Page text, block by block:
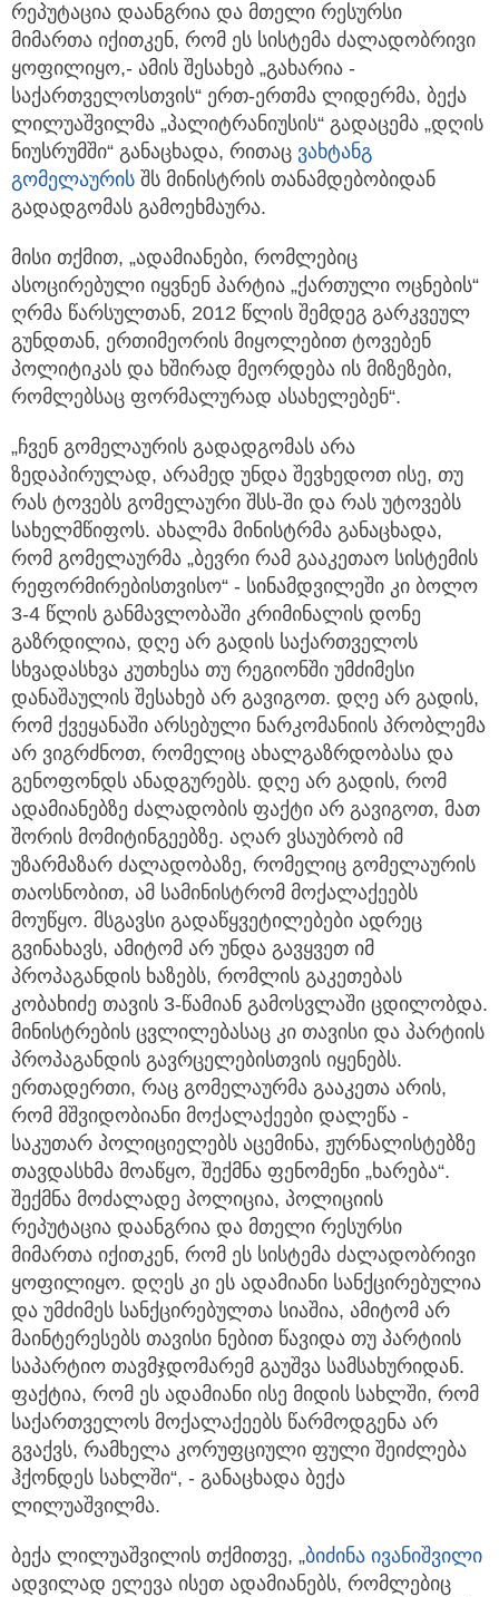
რეპუტაცია დაანგრია და მთელი რესურსი
მიმართა იქითკენ, რომ ეს სისტემა ძალადობრივი
ყოფილიყო,- ამის შესახებ „გახარია -
საქართველოსთვის“ ერთ-ერთმა ლიდერმა, ბექა
ლილუაშვილმა „პალიტრანიუსის“ გადაცემა „დღის
ნიუსრუმში“ განაცხადა, რითაც ვახტანგ
გომელაურის შს მინისტრის თანამდებობიდან
გადადგომას გამოეხმაურა.
მისი თქმით, „ადამიანები, რომლებიც
ასოცირებული იყვნენ პარტია „ქართული ოცნების“
ღრმა წარსულთან, 2012 წლის შემდეგ გარკვეულ
გუნდთან, ერთიმეორის მიყოლებით ტოვებენ
პოლიტიკას და ხშირად მეორდება ის მიზეზები,
რომლებსაც ფორმალურად ასახელებენ“.
„ჩვენ გომელაურის გადადგომას არა
ზედაპირულად, არამედ უნდა შევხედოთ ისე, თუ
რას ტოვებს გომელაური შსს-ში და რას უტოვებს
სახელმწიფოს. ახალმა მინისტრმა განაცხადა,
რომ გომელაურმა „ბევრი რამ გააკეთაო სისტემის
რეფორმირებისთვისო“ - სინამდვილეში კი ბოლო
3-4 წლის განმავლობაში კრიმინალის დონე
გაზრდილია, დღე არ გადის საქართველოს
სხვადასხვა კუთხესა თუ რეგიონში უმძიმესი
დანაშაულის შესახებ არ გავიგოთ. დღე არ გადის,
რომ ქვეყანაში არსებული ნარკომანიის პრობლემა
არ ვიგრძნოთ, რომელიც ახალგაზრდობასა და
გენოფონდს ანადგურებს. დღე არ გადის, რომ
ადამიანებზე ძალადობის ფაქტი არ გავიგოთ, მათ
შორის მომიტინგეებზე. აღარ ვსაუბრობ იმ
უზარმაზარ ძალადობაზე, რომელიც გომელაურის
თაოსნობით, ამ სამინისტრომ მოქალაქეებს
მოუწყო. მსგავსი გადაწყვეტილებები ადრეც
გვინახავს, ამიტომ არ უნდა გავყვეთ იმ
პროპაგანდის ხაზებს, რომლის გაკეთებას
კობახიძე თავის 3-წამიან გამოსვლაში ცდილობდა.
მინისტრების ცვლილებასაც კი თავისი და პარტიის
პროპაგანდის გავრცელებისთვის იყენებს.
ერთადერთი, რაც გომელაურმა გააკეთა არის,
რომ მშვიდობიანი მოქალაქეები დალეწა -
საკუთარ პოლიციელებს აცემინა, ჟურნალისტებზე
თავდასხმა მოაწყო, შექმნა ფენომენი „ხარება“.
შექმნა მოძალადე პოლიცია, პოლიციის
რეპუტაცია დაანგრია და მთელი რესურსი
მიმართა იქითკენ, რომ ეს სისტემა ძალადობრივი
ყოფილიყო. დღეს კი ეს ადამიანი სანქცირებულია
და უმძიმეს სანქცირებულთა სიაშია, ამიტომ არ
მაინტერესებს თავისი ნებით წავიდა თუ პარტიის
საპარტიო თავმჯდომარემ გაუშვა სამსახურიდან.
ფაქტია, რომ ეს ადამიანი ისე მიდის სახლში, რომ
საქართველოს მოქალაქეებს წარმოდგენა არ
გვაქვს, რამხელა კორუფციული ფული შეიძლება
ჰქონდეს სახლში“, - განაცხადა ბექა
ლილუაშვილმა.
ბექა ლილუაშვილის თქმითვე, „ბიძინა ივანიშვილი
ადვილად ელევა ისეთ ადამიანებს, რომლებიც